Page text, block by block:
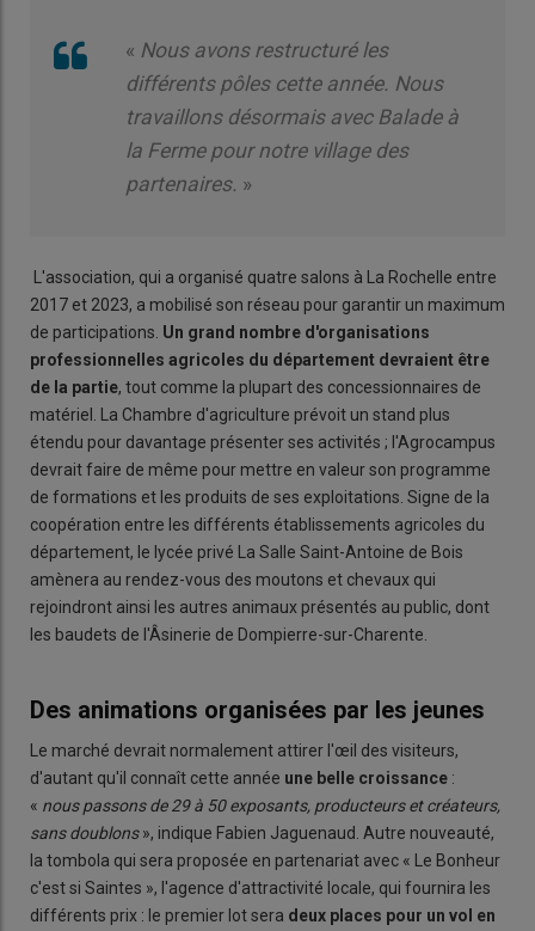
« Nous avons restructuré les
différents pôles cette année. Nous
travaillons désormais avec Balade à
la Ferme pour notre village des
partenaires. »
L'association, qui a organisé quatre salons à La Rochelle entre
2017 et 2023, a mobilisé son réseau pour garantir un maximum
de participations. Un grand nombre d'organisations
professionnelles agricoles du département devraient être
de la partie, tout comme la plupart des concessionnaires de
matériel. La Chambre d'agriculture prévoit un stand plus
étendu pour davantage présenter ses activités ; l'Agrocampus
devrait faire de même pour mettre en valeur son programme
de formations et les produits de ses exploitations. Signe de la
coopération entre les différents établissements agricoles du
département, le lycée privé La Salle Saint-Antoine de Bois
amènera au rendez-vous des moutons et chevaux qui
rejoindront ainsi les autres animaux présentés au public, dont
les baudets de l'Âsinerie de Dompierre-sur-Charente.
Des animations organisées par les jeunes
Le marché devrait normalement attirer l'œil des visiteurs,
d'autant qu'il connaît cette année une belle croissance :
« nous passons de 29 à 50 exposants, producteurs et créateurs,
sans doublons», indique Fabien Jaguenaud. Autre nouveauté,
la tombola qui sera proposée en partenariat avec « Le Bonheur
c'est si Saintes », l'agence d'attractivité locale, qui fournira les
différents prix : le premier lot sera deux places pour un vol en